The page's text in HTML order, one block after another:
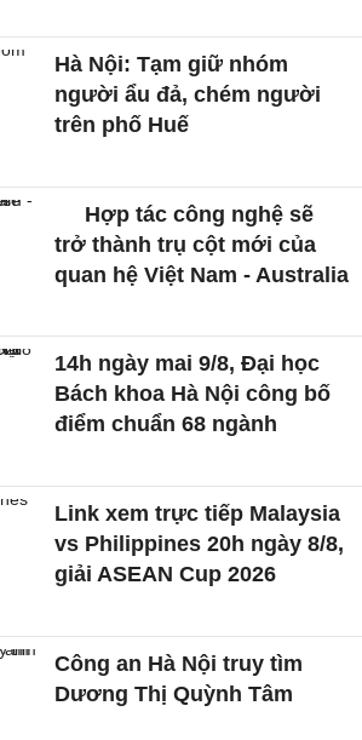
Hà Nội: Tạm giữ nhóm
người ẩu đả, chém người
trên phố Huế
Hợp tác công nghệ sẽ
trở thành trụ cột mới của
quan hệ Việt Nam - Australia
14h ngày mai 9/8, Đại học
Bách khoa Hà Nội công bố
điểm chuẩn 68 ngành
Link xem trực tiếp Malaysia
vs Philippines 20h ngày 8/8,
giải ASEAN Cup 2026
Công an Hà Nội truy tìm
Dương Thị Quỳnh Tâm